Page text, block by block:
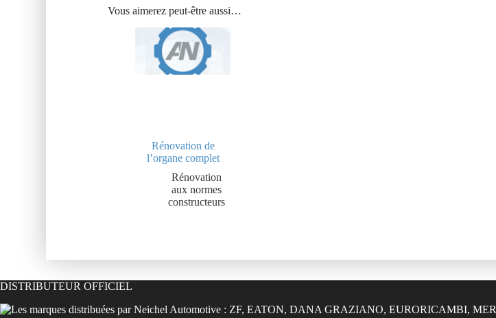
Vous aimerez peut-être aussi…
Rénovation de
l’organe complet
Rénovation
aux normes
constructeurs
DISTRIBUTEUR OFFICIEL